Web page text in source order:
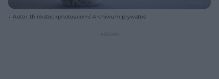
Autor: thinkstockphotos.com/ Archiwum prywatne